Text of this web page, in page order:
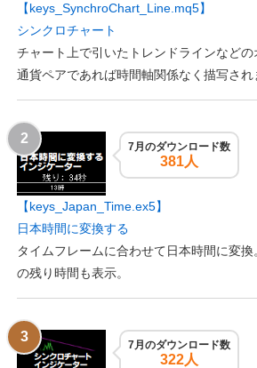
【keys_SynchroChart_Line.mq5】
シンクロチャート
チャート上で引いたトレンドラインなど
通貨ペアであれば時間軸関係なく描写され
【keys_Japan_Time.ex5】
日本時間に変換する
タイムフレームに合わせて日本時間に変
の残り時間も表示。
7月のダウンロード数
381人
7月のダウンロード数
322人